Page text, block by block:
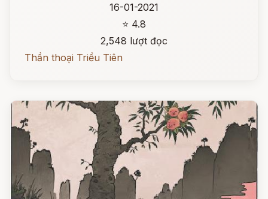
16-01-2021
⭐ 4.8
2,548 lượt đọc
Thần thoại Triều Tiên